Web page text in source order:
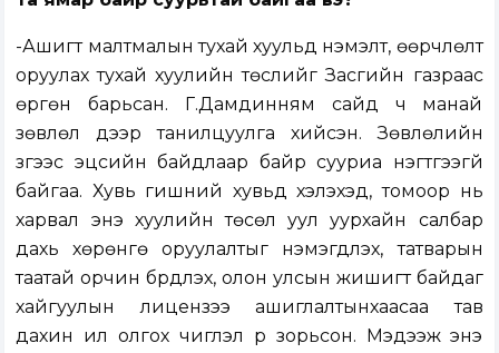
-Ашигт малтмалын тухай хуульд нэмэлт, өөрчлөлт
оруулах тухай хуулийн төслийг Засгийн газраас
өргөн барьсан. Г.Дамдинням сайд ч манай
зөвлөл дээр танилцуулга хийсэн. Зөвлөлийн
зүгээс эцсийн байдлаар байр сууриа нэгтгээгүй
байгаа. Хувь гишүүний хувьд хэлэхэд, томоор нь
харвал энэ хуулийн төсөл уул уурхайн салбар
дахь хөрөнгө оруулалтыг нэмэгдүүлэх, татварын
таатай орчин бүрдүүлэх, олон улсын жишигт байдаг
хайгуулын лицензээ ашиглалтынхаасаа тав
дахин илүү олгох чиглэл рүү зорьсон. Мэдээж энэ